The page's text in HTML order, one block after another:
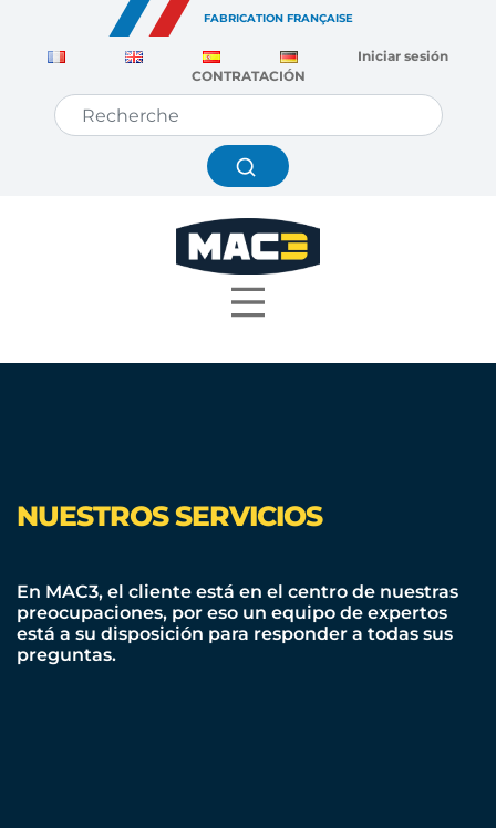
FABRICATION FRANÇAISE
Iniciar sesión
CONTRATACIÓN
NUESTROS SERVICIOS
En MAC3, el cliente está en el centro de nuestras
preocupaciones, por eso un equipo de expertos
está a su disposición para responder a todas sus
preguntas.
Panel de gestión de cookies